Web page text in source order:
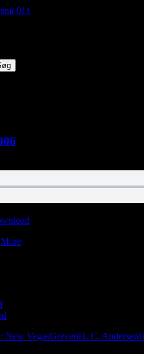
011
More
New VegasGrevenH. C. Andersen